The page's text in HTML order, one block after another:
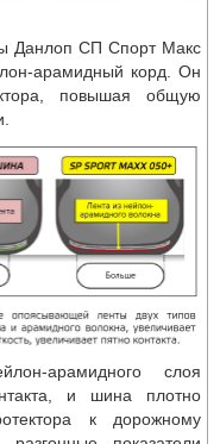
Данлоп СП Спорт Макс
арамидный корд. Он
повышая общую
арамидного слоя
и шина плотно
к дорожному